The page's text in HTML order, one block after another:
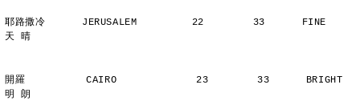
耶路撒冷      JERUSALEM         22        33      FINE
天 晴
開羅          CAIRO             23        33      BRIGHT
明 朗